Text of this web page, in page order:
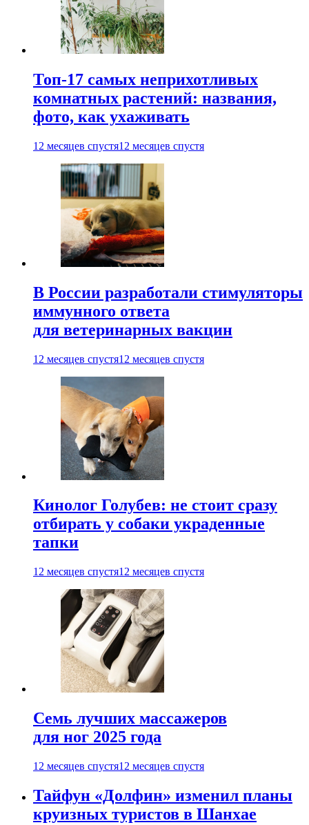
Топ-17 самых неприхотливых
комнатных растений: названия,
фото, как ухаживать
12 месяцев спустя12 месяцев спустя
В России разработали стимуляторы
иммунного ответа
для ветеринарных вакцин
12 месяцев спустя12 месяцев спустя
Кинолог Голубев: не стоит сразу
отбирать у собаки украденные
тапки
12 месяцев спустя12 месяцев спустя
Семь лучших массажеров
для ног 2025 года
12 месяцев спустя12 месяцев спустя
Тайфун «Долфин» изменил планы
круизных туристов в Шанхае